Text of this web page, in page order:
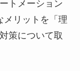
トメーション
メリットを「理
策について取